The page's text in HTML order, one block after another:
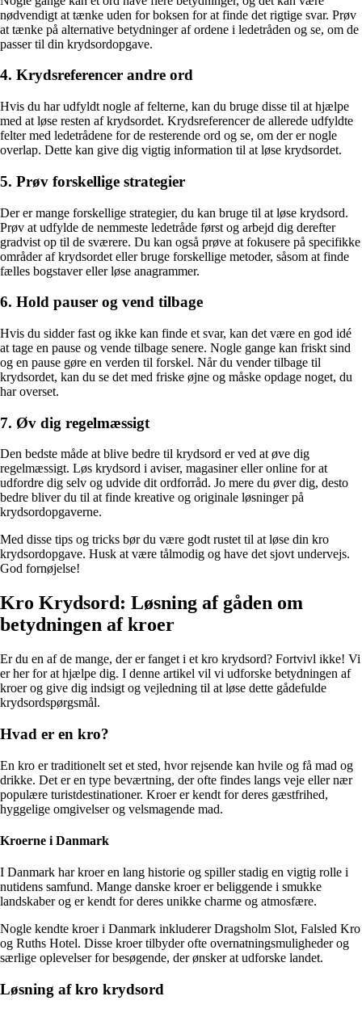
nødvendigt at tænke uden for boksen for at finde det rigtige svar. Prøv
at tænke på alternative betydninger af ordene i ledetråden og se, om de
passer til din krydsordopgave.
4. Krydsreferencer andre ord
Hvis du har udfyldt nogle af felterne, kan du bruge disse til at hjælpe
med at løse resten af krydsordet. Krydsreferencer de allerede udfyldte
felter med ledetrådene for de resterende ord og se, om der er nogle
overlap. Dette kan give dig vigtig information til at løse krydsordet.
5. Prøv forskellige strategier
Der er mange forskellige strategier, du kan bruge til at løse krydsord.
Prøv at udfylde de nemmeste ledetråde først og arbejd dig derefter
gradvist op til de sværere. Du kan også prøve at fokusere på specifikke
områder af krydsordet eller bruge forskellige metoder, såsom at finde
fælles bogstaver eller løse anagrammer.
6. Hold pauser og vend tilbage
Hvis du sidder fast og ikke kan finde et svar, kan det være en god idé
at tage en pause og vende tilbage senere. Nogle gange kan friskt sind
og en pause gøre en verden til forskel. Når du vender tilbage til
krydsordet, kan du se det med friske øjne og måske opdage noget, du
har overset.
7. Øv dig regelmæssigt
Den bedste måde at blive bedre til krydsord er ved at øve dig
regelmæssigt. Løs krydsord i aviser, magasiner eller online for at
udfordre dig selv og udvide dit ordforråd. Jo mere du øver dig, desto
bedre bliver du til at finde kreative og originale løsninger på
krydsordopgaverne.
Med disse tips og tricks bør du være godt rustet til at løse din kro
krydsordopgave. Husk at være tålmodig og have det sjovt undervejs.
God fornøjelse!
Kro Krydsord: Løsning af gåden om
betydningen af kroer
Er du en af de mange, der er fanget i et kro krydsord? Fortvivl ikke! Vi
er her for at hjælpe dig. I denne artikel vil vi udforske betydningen af
kroer og give dig indsigt og vejledning til at løse dette gådefulde
krydsordspørgsmål.
Hvad er en kro?
En kro er traditionelt set et sted, hvor rejsende kan hvile og få mad og
drikke. Det er en type beværtning, der ofte findes langs veje eller nær
populære turistdestinationer. Kroer er kendt for deres gæstfrihed,
hyggelige omgivelser og velsmagende mad.
Kroerne i Danmark
I Danmark har kroer en lang historie og spiller stadig en vigtig rolle i
nutidens samfund. Mange danske kroer er beliggende i smukke
landskaber og er kendt for deres unikke charme og atmosfære.
Nogle kendte kroer i Danmark inkluderer Dragsholm Slot, Falsled Kro
og Ruths Hotel. Disse kroer tilbyder ofte overnatningsmuligheder og
særlige oplevelser for besøgende, der ønsker at udforske landet.
Løsning af kro krydsord